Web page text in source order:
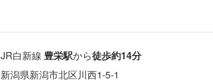
JR白新線 豊栄駅から徒歩約14分
新潟県新潟市北区川西1-5-1